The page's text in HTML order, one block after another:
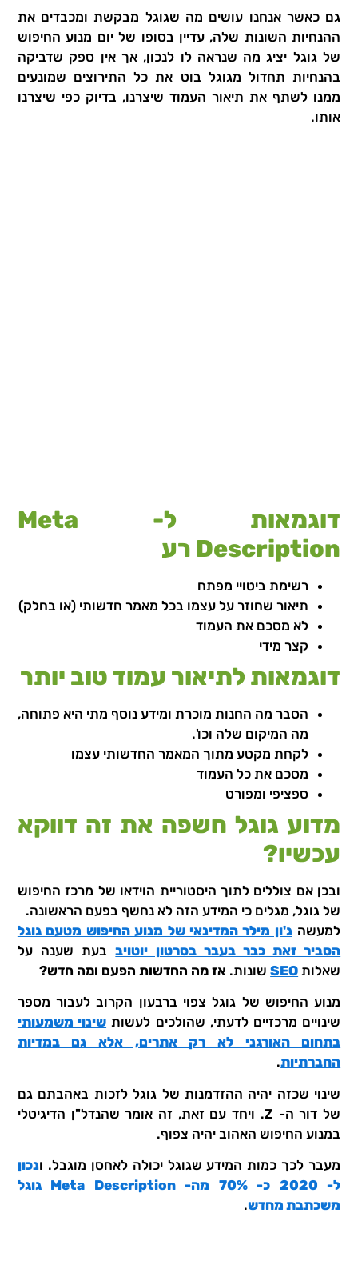
גם כאשר אנחנו עושים מה שגוגל מבקשת ומכבדים את
ההנחיות השונות שלה, עדיין בסופו של יום מנוע החיפוש
של גוגל יציג מה שנראה לו לנכון, אך אין ספק שדביקה
בהנחיות תחדול מגוגל בוט את כל התירוצים שמונעים
ממנו לשתף את תיאור העמוד שיצרנו, בדיוק כפי שיצרנו
אותו.
דוגמאות ל- Meta
Description רע
רשימת ביטויי מפתח
תיאור שחוזר על עצמו בכל מאמר חדשותי (או בחלק)
לא מסכם את העמוד
קצר מידי
דוגמאות לתיאור עמוד טוב יותר
הסבר מה החנות מוכרת ומידע נוסף מתי היא פתוחה,
מה המיקום שלה וכו'.
לקחת מקטע מתוך המאמר החדשותי עצמו
מסכם את כל העמוד
ספציפי ומפורט
מדוע גוגל חשפה את זה דווקא
עכשיו?
ובכן אם צוללים לתוך היסטוריית הוידאו של מרכז החיפוש
של גוגל, מגלים כי המידע הזה לא נחשף בפעם הראשונה.
למעשהג'ון מילר המדינאי של מנוע החיפוש מטעם גוגל
הסביר זאת כבר בעבר בסרטון יוטויבבעת שענה על
שאלות SEOשונות. אז מה החדשות הפעם ומה חדש?
מנוע החיפוש של גוגל צפוי ברבעון הקרוב לעבור מספר
שינויים מרכזיים לדעתי, שהולכים לעשות שינוי משמעותי
בתחום האורגני לא רק אתרים, אלא גם במדיות
החברתיות.
שינוי שכזה יהיה ההזדמנות של גוגל לזכות באהבתם גם
של דור ה- Z. ויחד עם זאת, זה אומר שהנדל"ן הדיגיטלי
במנוע החיפוש האהוב יהיה צפוף.
מעבר לכך כמות המידע שגוגל יכולה לאחסן מוגבל. ונכון
ל- 2020 כ- 70% מה- Meta Description גוגל
משכתבת מחדש.